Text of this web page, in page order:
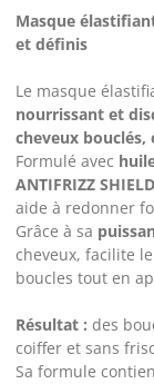
Masque
et définis
Le masque
nourrissant et
cheveux
Formulé avec
ANTIFRIZZ SHIELD
aide à redonner
Grâce à sa
cheveux, facilite
boucles tout en
Résultat : des
coiffer et sans
Sa formule